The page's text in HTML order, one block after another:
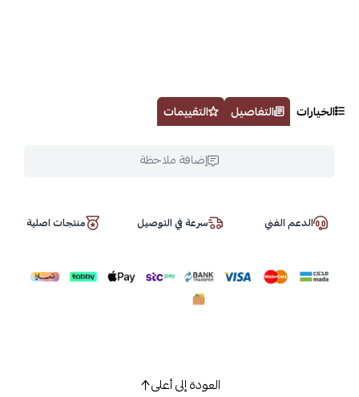
الخيارات التفاصيل التقييمات
إضافة ملاحظة
الدعم الفني سرعة في التوصيل منتجات اصلية
العودة إلى أعلى